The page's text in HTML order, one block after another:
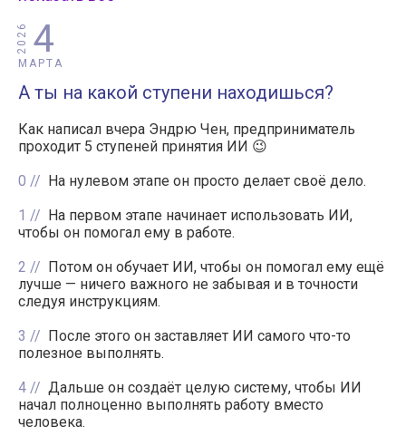
4
МАРТА
2026
А ты на какой ступени находишься?
Как написал вчера Эндрю Чен, предприниматель
проходит 5 ступеней принятия ИИ 😉
0
На нулевом этапе он просто делает своё дело.
1
На первом этапе начинает использовать ИИ,
чтобы он помогал ему в работе.
2
Потом он обучает ИИ, чтобы он помогал ему ещё
лучше — ничего важного не забывая и в точности
следуя инструкциям.
3
После этого он заставляет ИИ самого что-то
полезное выполнять.
4
Дальше он создаёт целую систему, чтобы ИИ
начал полноценно выполнять работу вместо
человека.